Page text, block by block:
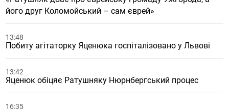
його друг Коломойський – сам єврей»
13:48
Побиту агітаторку Яценюка госпіталізовано у Львові
13:42
Яценюк обіцяє Ратушняку Нюрнбергський процес
16:35